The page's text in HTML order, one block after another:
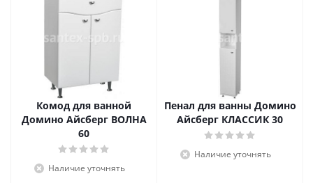
Комод для ванной
Домино Айсберг ВОЛНА
60
Наличие уточнять
Пенал для ванны Домино
Айсберг КЛАССИК 30
Наличие уточнять